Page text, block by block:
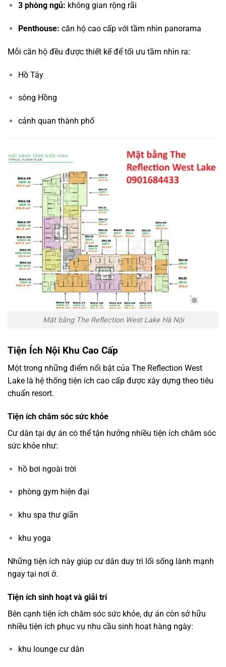
3 phòng ngủ: không gian rộng rãi
Penthouse: căn hộ cao cấp với tầm nhìn panorama
Mỗi căn hộ đều được thiết kế để tối ưu tầm nhìn ra:
Hồ Tây
sông Hồng
cảnh quan thành phố
Mặt bằng The Reflection West Lake Hà Nội
Tiện Ích Nội Khu Cao Cấp
Một trong những điểm nổi bật của The Reflection West
Lake là hệ thống tiện ích cao cấp được xây dựng theo tiêu
chuẩn resort.
Tiện ích chăm sóc sức khỏe
Cư dân tại dự án có thể tận hưởng nhiều tiện ích chăm sóc
sức khỏe như:
hồ bơi ngoài trời
phòng gym hiện đại
khu spa thư giãn
khu yoga
Những tiện ích này giúp cư dân duy trì lối sống lành mạnh
ngay tại nơi ở.
Tiện ích sinh hoạt và giải trí
Bên cạnh tiện ích chăm sóc sức khỏe, dự án còn sở hữu
nhiều tiện ích phục vụ nhu cầu sinh hoạt hàng ngày:
khu lounge cư dân